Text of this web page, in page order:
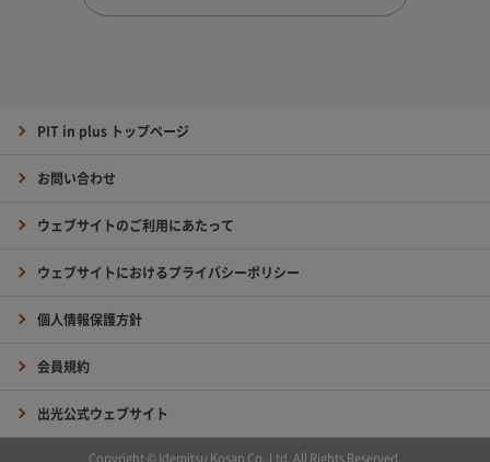
PIT in plus トップページ
お問い合わせ
ウェブサイトのご利用にあたって
ウェブサイトにおけるプライバシーポリシー
個人情報保護方針
会員規約
出光公式ウェブサイト
Copyright © Idemitsu Kosan Co.,Ltd. All Rights Reserved.